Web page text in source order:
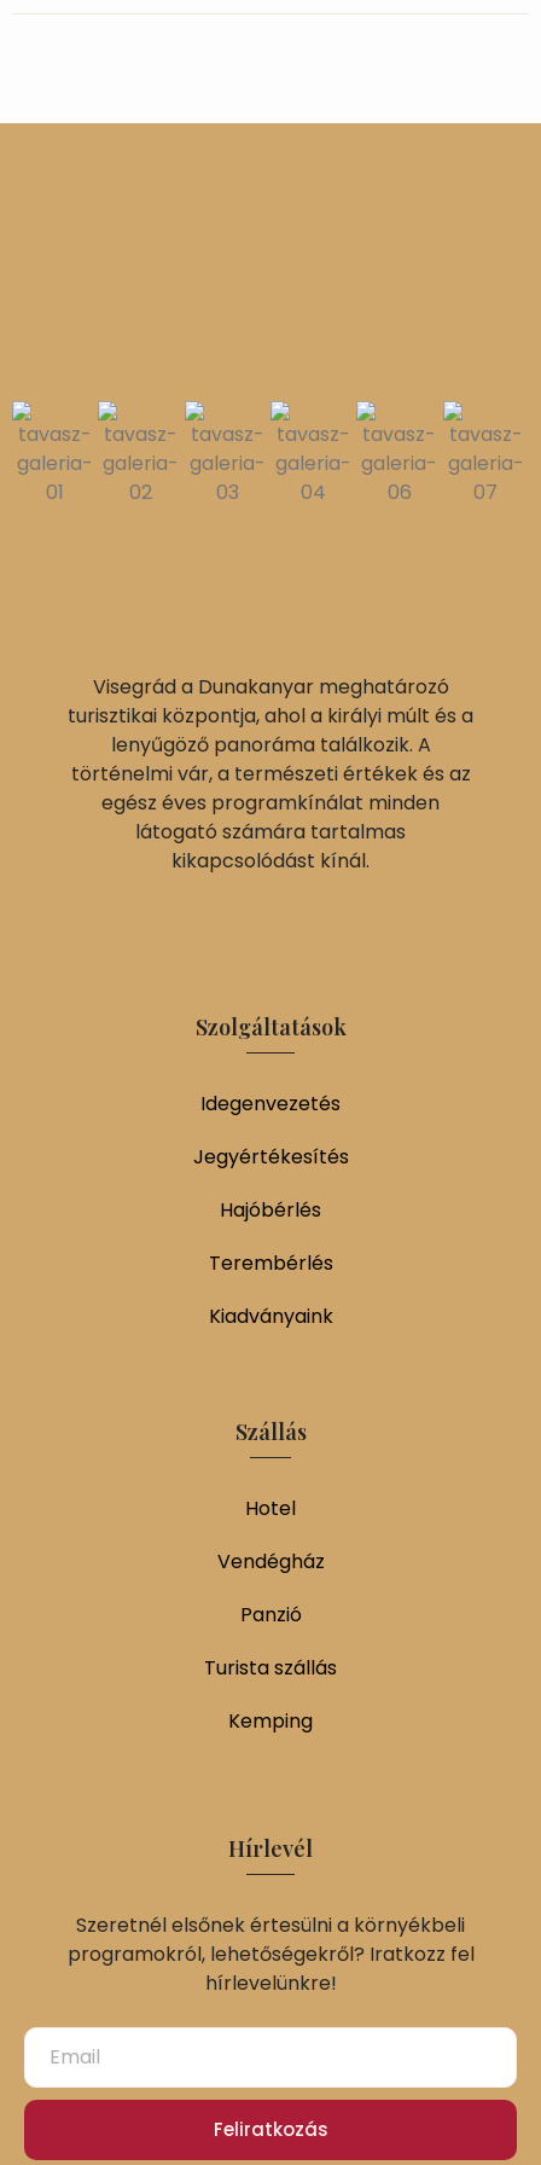
Visegrád a Dunakanyar meghatározó
turisztikai központja, ahol a királyi múlt és a
lenyűgöző panoráma találkozik. A
történelmi vár, a természeti értékek és az
egész éves programkínálat minden
látogató számára tartalmas
kikapcsolódást kínál.
Szolgáltatások
Idegenvezetés
Jegyértékesítés
Hajóbérlés
Terembérlés
Kiadványaink
Szállás
Hotel
Vendégház
Panzió
Turista szállás
Kemping
Hírlevél
Szeretnél elsőnek értesülni a környékbeli
programokról, lehetőségekről? Iratkozz fel
hírlevelünkre!
Feliratkozás